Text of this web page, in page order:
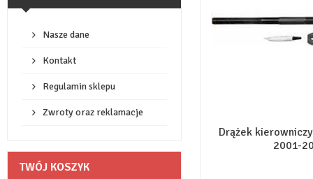
Nasze dane
Kontakt
Regulamin sklepu
Zwroty oraz reklamacje
TWÓJ KOSZYK
Drążek
2001-